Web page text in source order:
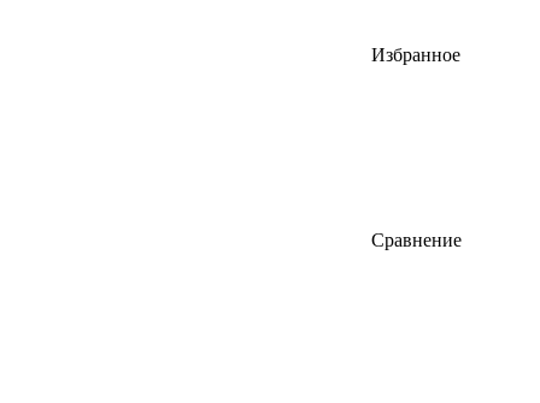
Избранное
Сравнение